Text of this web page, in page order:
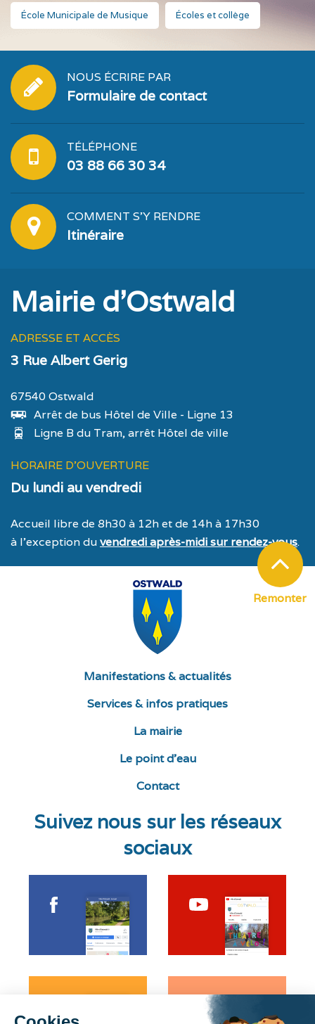
École Municipale de Musique Écoles et collège
NOUS ÉCRIRE PAR
Formulaire de contact
TÉLÉPHONE
03 88 66 30 34
COMMENT S'Y RENDRE
Itinéraire
Mairie d'Ostwald
ADRESSE ET ACCÈS
3 Rue Albert Gerig
67540 Ostwald
Arrêt de bus Hôtel de Ville - Ligne 13
Ligne B du Tram, arrêt Hôtel de ville
HORAIRE D'OUVERTURE
Du lundi au vendredi
Accueil libre de 8h30 à 12h et de 14h à 17h30
à l’exception duvendredi après-midi sur rendez-vous.
Remonter
Manifestations & actualités
Services & infos pratiques
La mairie
Le point d’eau
Contact
Suivez nous sur les réseaux
sociaux